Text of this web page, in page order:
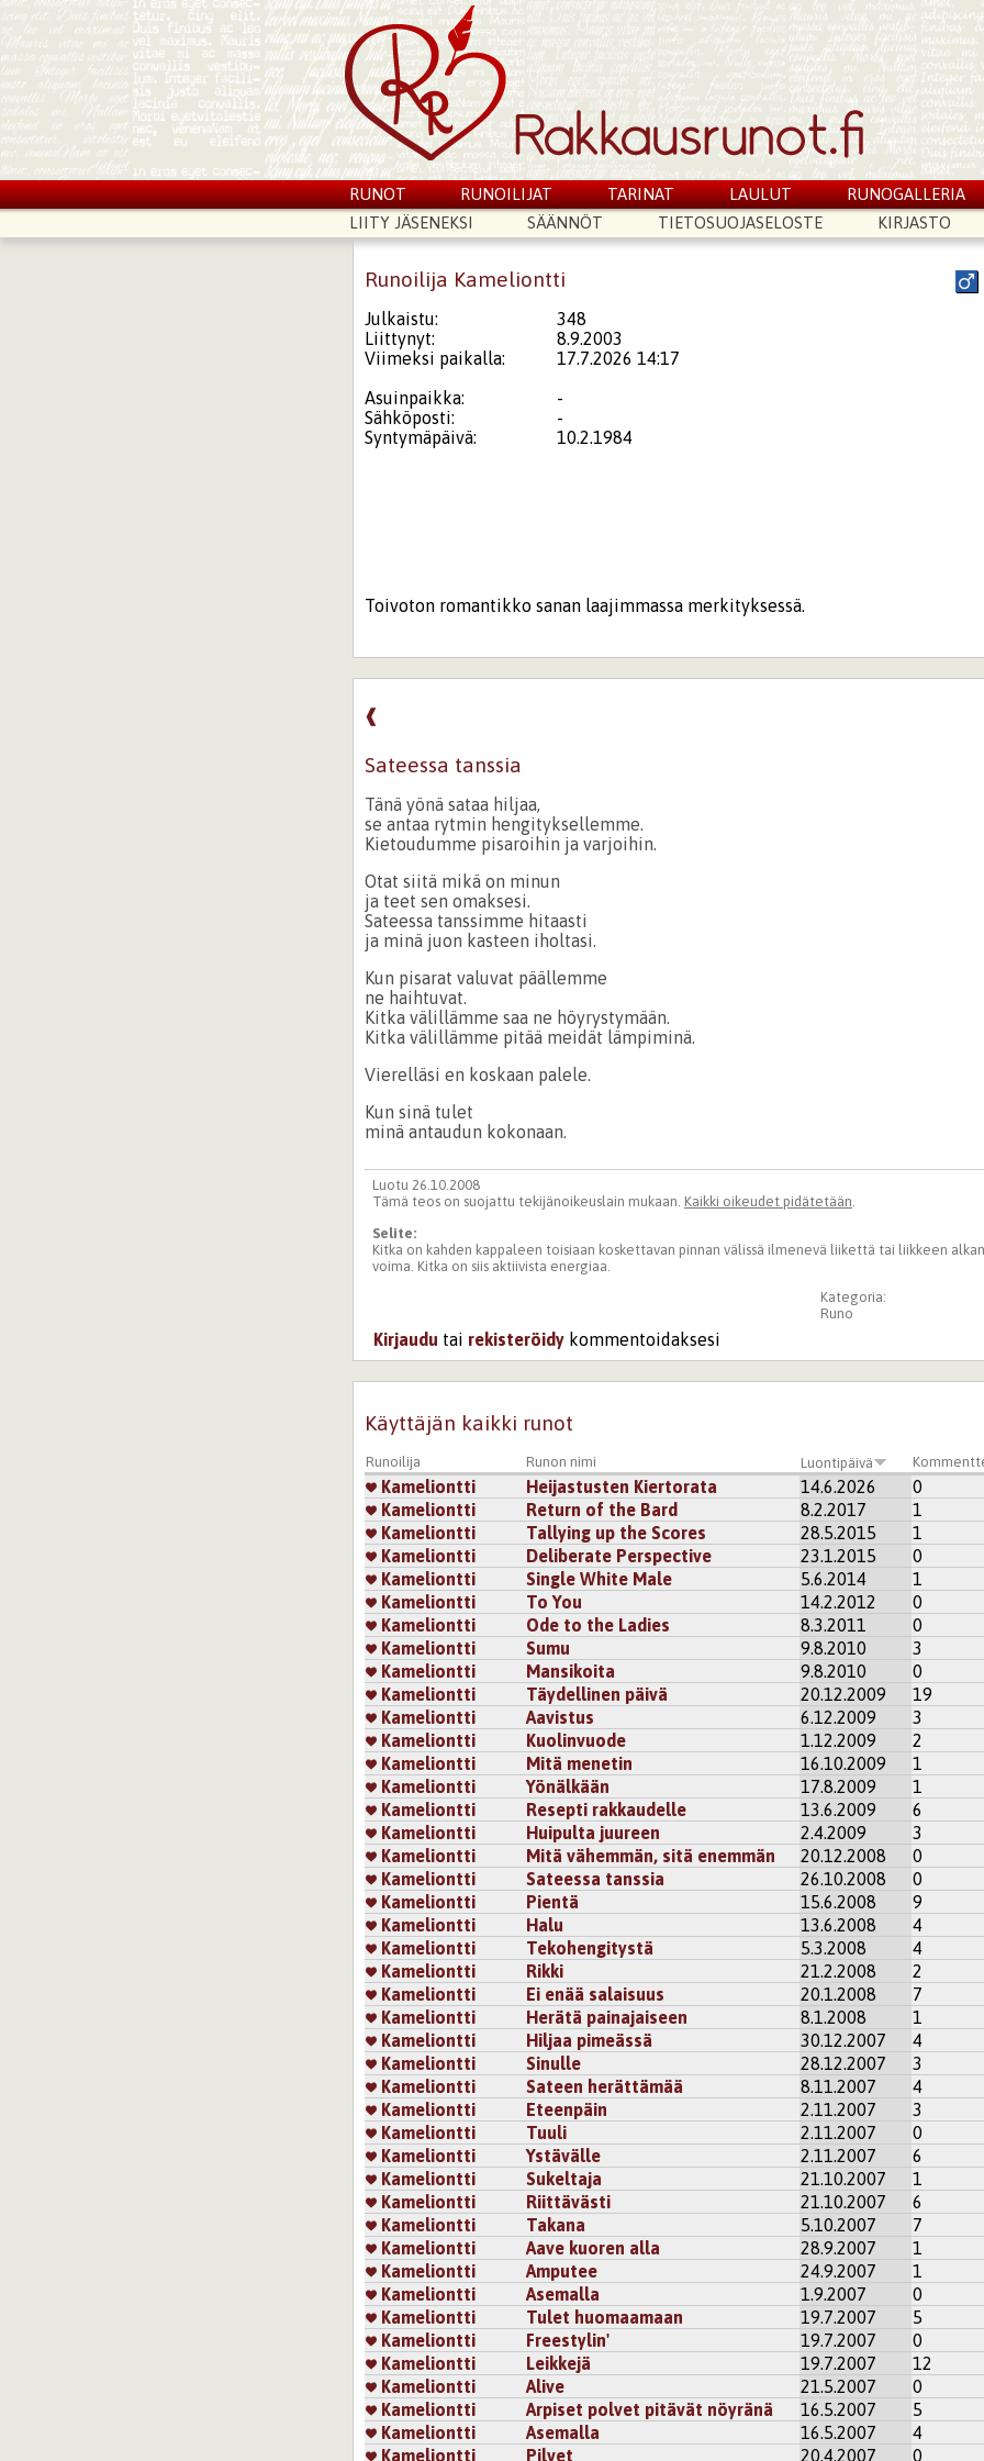
RUNOT RUNOILIJAT TARINAT LAULUT
RUNOGALLERIA
LIITY JÄSENEKSI
SÄÄNNÖT TIETOSUOJASELOSTE KIRJASTO
Runoilija Kameliontti
Julkaistu:
348
Liittynyt:
8.9.2003
Viimeksi paikalla:
17.7.2026 14:17
Asuinpaikka:
-
Sähköposti:
-
Syntymäpäivä:
10.2.1984
Toivoton romantikko sanan laajimmassa merkityksessä.
❰
Sateessa tanssia
Tänä yönä sataa hiljaa,
se antaa rytmin hengityksellemme.
Kietoudumme pisaroihin ja varjoihin.
Otat siitä mikä on minun
ja teet sen omaksesi.
Sateessa tanssimme hitaasti
ja minä juon kasteen iholtasi.
Kun pisarat valuvat päällemme
ne haihtuvat.
Kitka välillämme saa ne höyrystymään.
Kitka välillämme pitää meidät lämpiminä.
Vierelläsi en koskaan palele.
Kun sinä tulet
minä antaudun kokonaan.
Luotu 26.10.2008
Tämä teos on suojattu tekijänoikeuslain mukaan. Kaikki oikeudet pidätetään.
Selite:
Kitka on kahden kappaleen toisiaan koskettavan pinnan välissä ilmenevä liikettä tai liikkeen
voima. Kitka on siis aktiivista energiaa.
Kategoria:
Runo
Kirjaudu tai rekisteröidy kommentoidaksesi
Käyttäjän kaikki runot
Runoilija Runon nimi Luontipäivä
Kameliontti Heijastusten Kiertorata 14.6.2026 0
Kameliontti
Return of the Bard 8.2.2017 1
Kameliontti
Tallying up the Scores 28.5.2015 1
Kameliontti
Deliberate Perspective 23.1.2015 0
Kameliontti
Single White Male 5.6.2014 1
Kameliontti
To You 14.2.2012 0
Kameliontti
Ode to the Ladies 8.3.2011 0
Kameliontti
Sumu 9.8.2010 3
Kameliontti
Mansikoita 9.8.2010 0
Kameliontti
Täydellinen päivä 20.12.2009 19
Kameliontti
Aavistus 6.12.2009 3
Kameliontti
Kuolinvuode 1.12.2009 2
Kameliontti
Mitä menetin 16.10.2009 1
Kameliontti
Yönälkään 17.8.2009 1
Kameliontti
Resepti rakkaudelle 13.6.2009 6
Kameliontti
Huipulta juureen 2.4.2009 3
Kameliontti
Mitä vähemmän, sitä enemmän 20.12.2008 0
Kameliontti
Sateessa tanssia 26.10.2008 0
Kameliontti
Pientä 15.6.2008 9
Kameliontti
Halu 13.6.2008 4
Kameliontti
Tekohengitystä 5.3.2008 4
Kameliontti
Rikki 21.2.2008 2
Kameliontti
Ei enää salaisuus 20.1.2008 7
Kameliontti
Herätä painajaiseen 8.1.2008 1
Kameliontti
Hiljaa pimeässä 30.12.2007 4
Kameliontti
Sinulle 28.12.2007 3
Kameliontti
Sateen herättämää 8.11.2007 4
Kameliontti
Eteenpäin 2.11.2007 3
Kameliontti
Tuuli 2.11.2007 0
Kameliontti
Ystävälle 2.11.2007 6
Kameliontti
Sukeltaja 21.10.2007 1
Kameliontti
Riittävästi 21.10.2007 6
Kameliontti
Takana 5.10.2007 7
Kameliontti
Aave kuoren alla 28.9.2007 1
Kameliontti
Amputee 24.9.2007 1
Kameliontti
Asemalla 1.9.2007 0
Kameliontti
Tulet huomaamaan 19.7.2007 5
Kameliontti
Freestylin' 19.7.2007 0
Kameliontti
Leikkejä 19.7.2007 12
Kameliontti
Alive 21.5.2007 0
Kameliontti
Arpiset polvet pitävät nöyränä 16.5.2007 5
Kameliontti
Asemalla 16.5.2007 4
Kameliontti
Pilvet 20.4.2007 0